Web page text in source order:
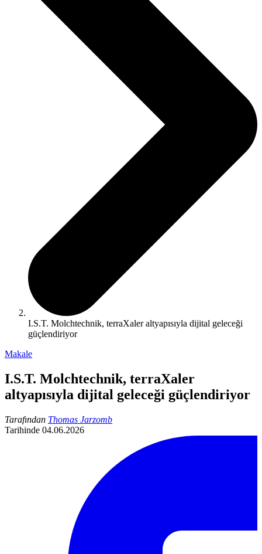
I.S.T. Molchtechnik, terraXaler altyapısıyla dijital geleceği
güçlendiriyor
Makale
I.S.T. Molchtechnik, terraXaler
altyapısıyla dijital geleceği güçlendiriyor
Tarafından Thomas Jarzomb
Tarihinde 04.06.2026